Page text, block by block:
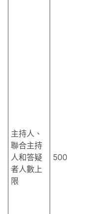
主持人、
聯合主持
人和答疑
者人數上
限
500